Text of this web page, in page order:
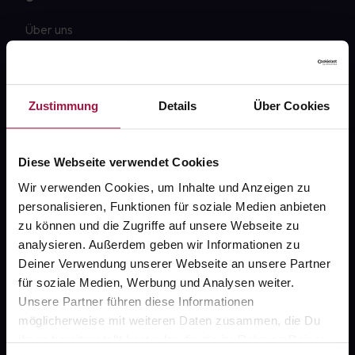
Zustimmung Details Über Cookies
Diese Webseite verwendet Cookies
Wir verwenden Cookies, um Inhalte und Anzeigen zu
personalisieren, Funktionen für soziale Medien anbieten
zu können und die Zugriffe auf unsere Webseite zu
analysieren. Außerdem geben wir Informationen zu
Deiner Verwendung unserer Webseite an unsere Partner
für soziale Medien, Werbung und Analysen weiter.
Unsere Partner führen diese Informationen
möglicherweise mit weiteren Daten zusammen, die Du
ihnen bereitgestellt hast oder die sie im Rahmen Deiner
Über uns
Newsletter
Sanitätshäuser
AGB
Impressum